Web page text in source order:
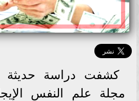
كشفت دراسة
مجلة علم النفس